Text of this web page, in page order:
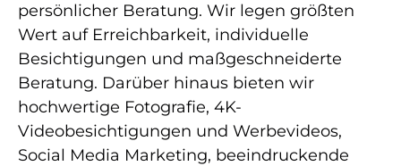
persönlicher Beratung. Wir legen größten
Wert auf Erreichbarkeit, individuelle
Besichtigungen und maßgeschneiderte
Beratung. Darüber hinaus bieten wir
hochwertige Fotografie, 4K-​
Videobesichtigungen und Werbevideos,
Social Media Marketing, beeindruckende